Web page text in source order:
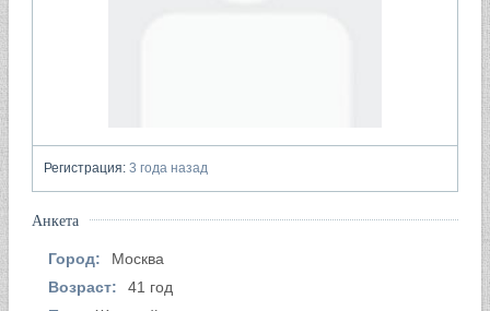
Регистрация: 3 года назад
Анкета
Город:
Москва
Возраст:
41 год